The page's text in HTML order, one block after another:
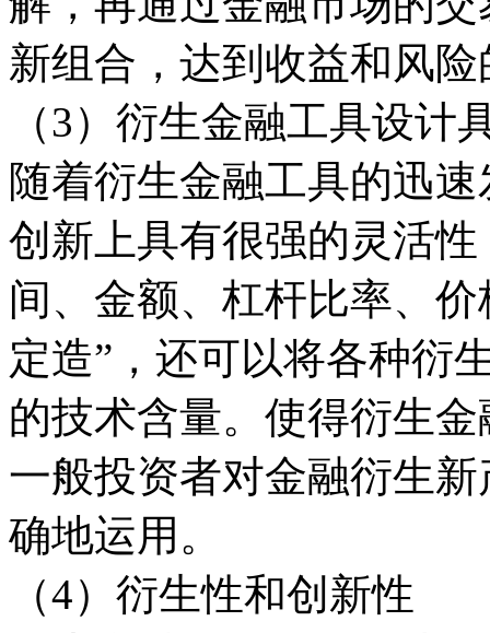
新组合，达到收益和风
（3）衍生金融工具设计
随着衍生金融工具的迅
创新上具有很强的灵活
间、金额、杠杆比率、
定造”，还可以将各种衍
的技术含量。使得衍生
一般投资者对金融衍生
确地运用。
（4）衍生性和创新性